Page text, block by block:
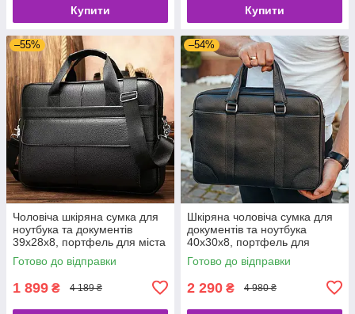
Купити Купити
–55%
Чоловіча шкіряна сумка для
ноутбука та документів
39х28х8, портфель для міста
Tiding Bag RD-23134 чорний
Готово до відправки
1 899 ₴ 4 189 ₴
–54%
Шкіряна чоловіча сумка для
документів та ноутбука
40x30x8, портфель для
офіса SL-21511, чорний
Готово до відправки
2 290 ₴ 4 980 ₴